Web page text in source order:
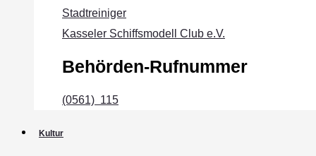
Stadtreiniger
Kasseler Schiffsmodell Club e.V.
Behörden-Rufnummer
(0561) 115
Kultur